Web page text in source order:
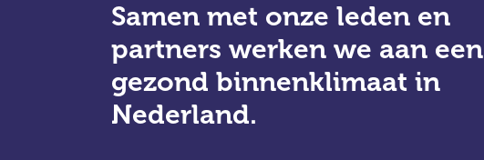
Samen met onze leden en
partners werken we aan een
gezond binnenklimaat in
Nederland.